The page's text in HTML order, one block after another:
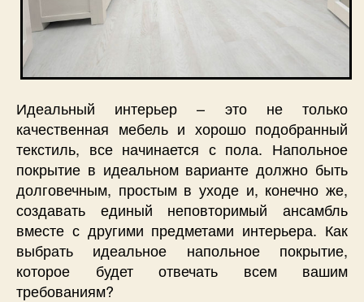
Идеальный интерьер – это не только
качественная мебель и хорошо подобранный
текстиль, все начинается с пола. Напольное
покрытие в идеальном варианте должно быть
долговечным, простым в уходе и, конечно же,
создавать единый неповторимый ансамбль
вместе с другими предметами интерьера. Как
выбрать идеальное напольное покрытие,
которое будет отвечать всем вашим
требованиям?